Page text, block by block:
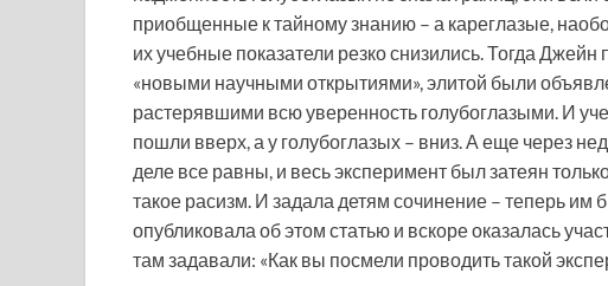
приобщенные к тайному знанию – а кареглазые,
их учебные показатели резко снизились. Тогда
«новыми научными открытиями», элитой были
растерявшими всю уверенность голубоглазыми. И
пошли вверх, а у голубоглазых – вниз. А еще через
деле все равны, и весь эксперимент был затеян
такое расизм. И задала детям сочинение – теперь им
опубликовала об этом статью и вскоре оказалась
там задавали: «Как вы посмели проводить такой